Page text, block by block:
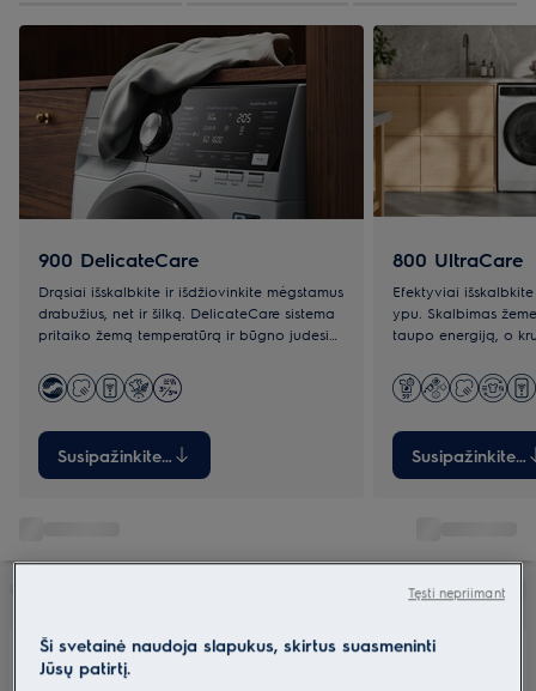
900 DelicateCare
Drąsiai išskalbkite ir išdžiovinkite mėgstamus
drabužius, net ir šilką. DelicateCare sistema
pritaiko žemą temperatūrą ir būgno judesius
Susipažinkite su
800 UltraCare
Efektyviai
ypu. Skalbimas
taupo energiją, o
Susipažinkite
Ši svetainė naudoja slapukus, skirtus suasmeninti
Jūsų patirtį.
Tęsti nepriimant